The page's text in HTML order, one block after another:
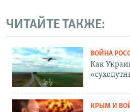
ЧИТАЙТЕ ТАКЖЕ:
ВОЙНА
Как
КРЫМ И